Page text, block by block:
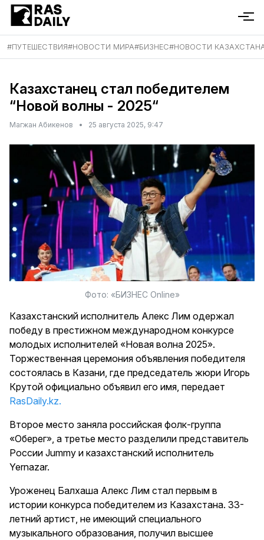
#ПУТЕШЕСТВИЯ#НОВОСТИ МИРА#БИЗНЕС#НОВОСТИ
Казахстанец стал победителем
“Новой волны - 2025“
Магжан Абикенов • 25 августа 2025, 9:47
Фото: «БИЗНЕС Online»
Казахстанский исполнитель Алекс Лим одержал
победу в престижном международном конкурсе
молодых исполнителей «Новая волна 2025».
Торжественная церемония объявления победителя
состоялась в Казани, где председатель жюри Игорь
Крутой официально объявил его имя, передает
RasDaily.kz.
Второе место заняла российская фолк-группа
«Оберег», а третье место разделили представитель
России Jummy и казахстанский исполнитель
Yernazar.
Уроженец Балхаша Алекс Лим стал первым в
истории конкурса победителем из Казахстана. 33-
летний артист, не имеющий специального
музыкального образования, получил высшее